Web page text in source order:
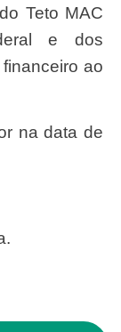
e dos
ao